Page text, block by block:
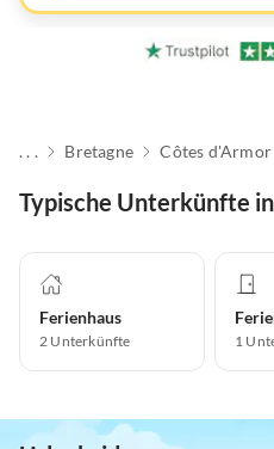
. . . Bretagne Côtes d'Armor
Typische Unterkünfte
Ferienhaus
2 Unterkünfte 1